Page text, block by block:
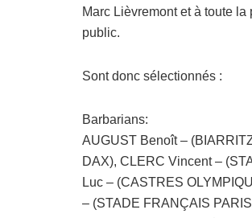
Marc Lièvremont et à toute
public.
Sont donc sélectionnés :
Barbarians:
AUGUST Benoît –
DAX), CLERC Vincent –
Luc – (CASTRES
– (STADE FRANÇAIS